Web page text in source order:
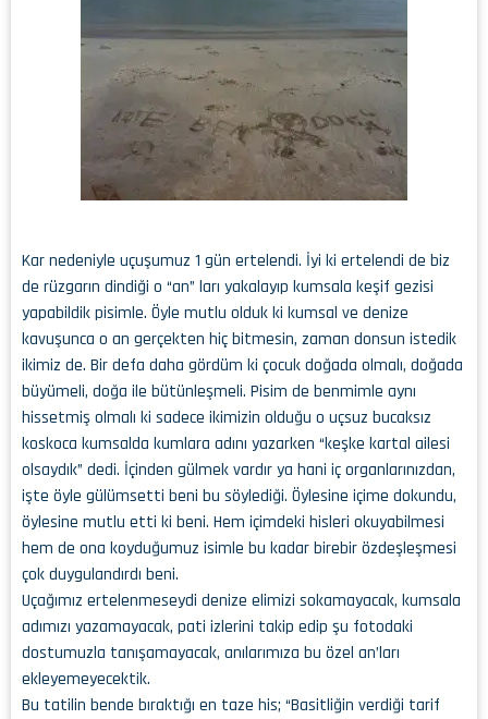
Kar nedeniyle uçuşumuz 1 gün ertelendi. İyi ki ertelendi de biz
de rüzgarın dindiği o “an” ları yakalayıp kumsala keşif gezisi
yapabildik pisimle. Öyle mutlu olduk ki kumsal ve denize
kavuşunca o an gerçekten hiç bitmesin, zaman donsun istedik
ikimiz de. Bir defa daha gördüm ki çocuk doğada olmalı, doğada
büyümeli, doğa ile bütünleşmeli. Pisim de benmimle aynı
hissetmiş olmalı ki sadece ikimizin olduğu o uçsuz bucaksız
koskoca kumsalda kumlara adını yazarken “keşke kartal ailesi
olsaydık” dedi. İçinden gülmek vardır ya hani iç organlarınızdan,
işte öyle gülümsetti beni bu söylediği. Öylesine içime dokundu,
öylesine mutlu etti ki beni. Hem içimdeki hisleri okuyabilmesi
hem de ona koyduğumuz isimle bu kadar birebir özdeşleşmesi
çok duygulandırdı beni.
Uçağımız ertelenmeseydi denize elimizi sokamayacak, kumsala
adımızı yazamayacak, pati izlerini takip edip şu fotodaki
dostumuzla tanışamayacak, anılarımıza bu özel an’ları
ekleyemeyecektik.
Bu tatilin bende bıraktığı en taze his; “Basitliğin verdiği tarif